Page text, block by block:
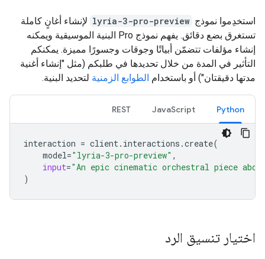
استخدِموا نموذج lyria-3-pro-preview لإنشاء أغانٍ كاملة
تستغرق بضع دقائق. يفهم نموذج Pro البنية الموسيقية ويمكنه
إنشاء مؤلفات تتضمّن أبياتًا وجوقات وجسورًا مميزة. يمكنكم
التأثير في المدة من خلال تحديدها في طلبكم (مثل "إنشاء أغنية
مدتها دقيقتان") أو باستخدام الطوابع الزمنية لتحديد البنية.
Python
JavaScript
REST
interaction = client. interactions .create(
model="lyria-3-pro-preview" ,
input="An epic cinematic orchestral piece
)
اختيار تنسيق الرد